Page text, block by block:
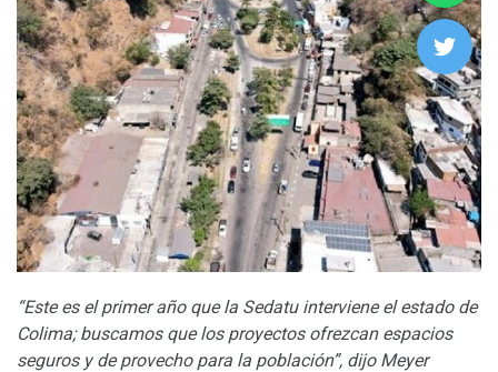
“Este es el primer año que la Sedatu interviene el estado de
Colima; buscamos que los proyectos ofrezcan espacios
seguros y de provecho para la población”, dijo Meyer